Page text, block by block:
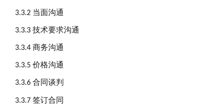
3.3.2 当面沟通
3.3.3 技术要求沟通
3.3.4 商务沟通
3.3.5 价格沟通
3.3.6 合同谈判
3.3.7 签订合同